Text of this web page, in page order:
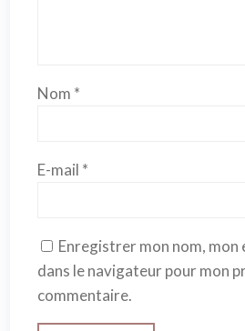
Nom *
E-mail *
Enregistrer mon nom, mon
dans le navigateur pour mon
commentaire.